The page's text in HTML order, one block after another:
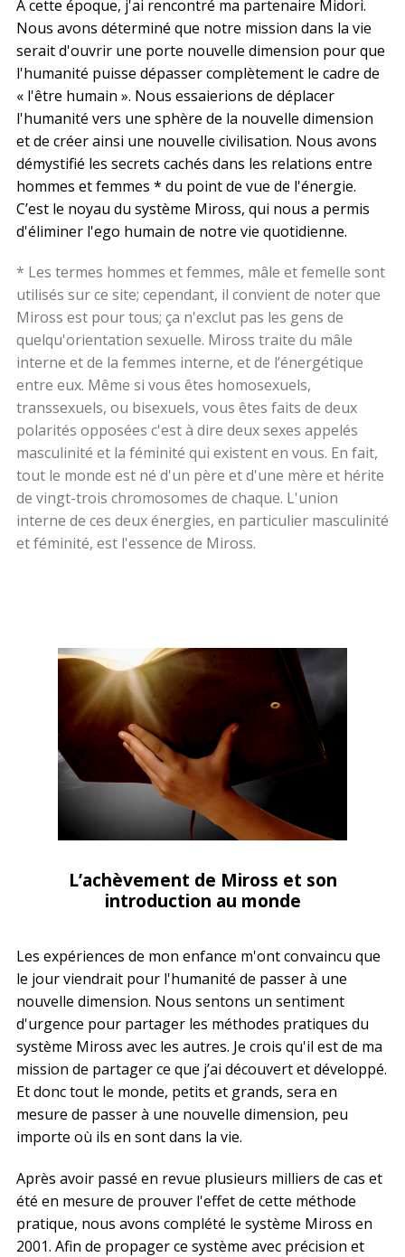
À cette époque, j'ai rencontré ma partenaire Midori.
Nous avons déterminé que notre mission dans la vie
serait d'ouvrir une porte nouvelle dimension pour que
l'humanité puisse dépasser complètement le cadre de
« l'être humain ». Nous essaierions de déplacer
l'humanité vers une sphère de la nouvelle dimension
et de créer ainsi une nouvelle civilisation. Nous avons
démystifié les secrets cachés dans les relations entre
hommes et femmes * du point de vue de l'énergie.
C’est le noyau du système Miross, qui nous a permis
d'éliminer l'ego humain de notre vie quotidienne.
* Les termes hommes et femmes, mâle et femelle sont
utilisés sur ce site; cependant, il convient de noter que
Miross est pour tous; ça n'exclut pas les gens de
quelqu'orientation sexuelle. Miross traite du mâle
interne et de la femmes interne, et de l’énergétique
entre eux. Même si vous êtes homosexuels,
transsexuels, ou bisexuels, vous êtes faits de deux
polarités opposées c'est à dire deux sexes appelés
masculinité et la féminité qui existent en vous. En fait,
tout le monde est né d'un père et d'une mère et hérite
de vingt-trois chromosomes de chaque. L'union
interne de ces deux énergies, en particulier masculinité
et féminité, est l'essence de Miross.
L’achèvement de Miross et son
introduction au monde
Les expériences de mon enfance m'ont convaincu que
le jour viendrait pour l'humanité de passer à une
nouvelle dimension. Nous sentons un sentiment
d'urgence pour partager les méthodes pratiques du
système Miross avec les autres. Je crois qu'il est de ma
mission de partager ce que j’ai découvert et développé.
Et donc tout le monde, petits et grands, sera en
mesure de passer à une nouvelle dimension, peu
importe où ils en sont dans la vie.
Après avoir passé en revue plusieurs milliers de cas et
été en mesure de prouver l'effet de cette méthode
pratique, nous avons complété le système Miross en
2001. Afin de propager ce système avec précision et